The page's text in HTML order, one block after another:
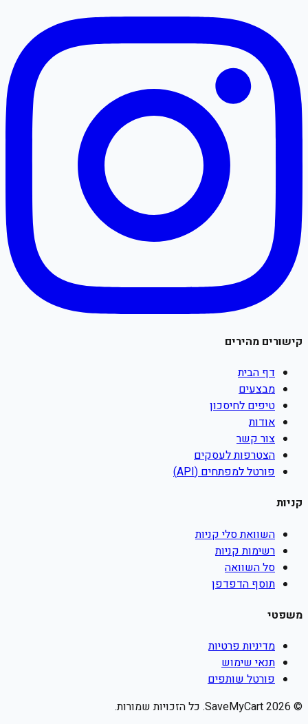
קישורים מהירים
דף הבית
מבצעים
טיפים לחיסכון
אודות
צור קשר
הצטרפות לעסקים
פורטל למפתחים (API)
קניות
השוואת סלי קניות
רשימות קניות
סל השוואה
תוסף הדפדפן
משפטי
מדיניות פרטיות
תנאי שימוש
פורטל שותפים
©
2026